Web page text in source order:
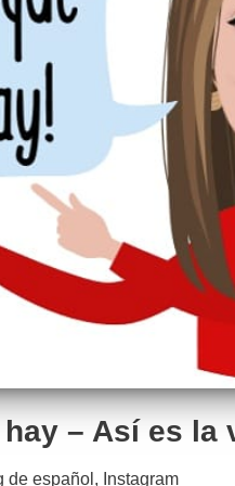
– Así es la
de español Instagram